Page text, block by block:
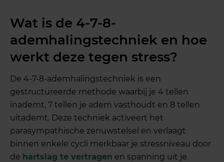
Wat is de 4-7-8-
ademhalingstechniek en hoe
werkt deze tegen stress?
De 4-7-8-ademhalingstechniek is een
gestructureerde methode waarbij je 4 tellen
inademt, 7 tellen je adem vasthoudt en 8 tellen
uitademt. Deze techniek activeert het
parasympathische zenuwstelsel en verlaagt
binnen enkele cycli merkbaar je stressniveau door
de hartslag te vertragen en spanning uit je